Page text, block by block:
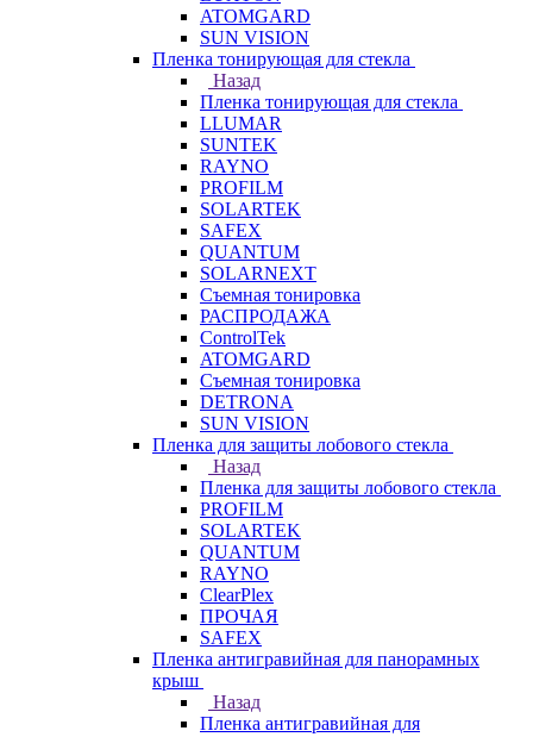
ATOMGARD
SUN VISION
Пленка тонирующая для стекла
Назад
Пленка тонирующая для стекла
LLUMAR
SUNTEK
RAYNO
PROFILM
SOLARTEK
SAFEX
QUANTUM
SOLARNEXT
Съемная тонировка
РАСПРОДАЖА
ControlTek
ATOMGARD
Съемная тонировка
DETRONA
SUN VISION
Пленка для защиты лобового стекла
Назад
Пленка для защиты лобового стекла
PROFILM
SOLARTEK
QUANTUM
RAYNO
ClearPlex
ПРОЧАЯ
SAFEX
Пленка антигравийная для панорамных
крыш
Назад
Пленка антигравийная для